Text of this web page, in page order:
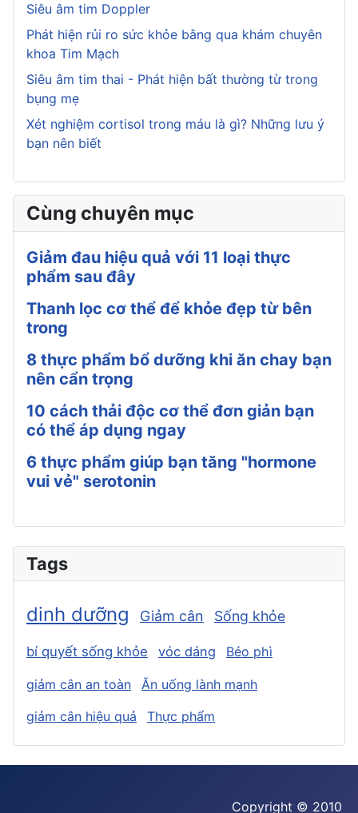
Siêu âm tim Doppler
Phát hiện rủi ro sức khỏe bằng qua khám chuyên
khoa Tim Mạch
Siêu âm tim thai - Phát hiện bất thường từ trong
bụng mẹ
Xét nghiệm cortisol trong máu là gì? Những lưu ý
bạn nên biết
Cùng chuyên mục
Giảm đau hiệu quả với 11 loại thực
phẩm sau đây
Thanh lọc cơ thể để khỏe đẹp từ bên
trong
8 thực phẩm bổ dưỡng khi ăn chay bạn
nên cẩn trọng
10 cách thải độc cơ thể đơn giản bạn
có thể áp dụng ngay
6 thực phẩm giúp bạn tăng "hormone
vui vẻ" serotonin
Tags
dinh dưỡng Giảm cân Sống khỏe
bí quyết sống khỏe vóc dáng Béo phì
giảm cân an toàn
Ăn uống lành mạnh
giảm cân hiệu quả
Thực phẩm
Copyright © 2010